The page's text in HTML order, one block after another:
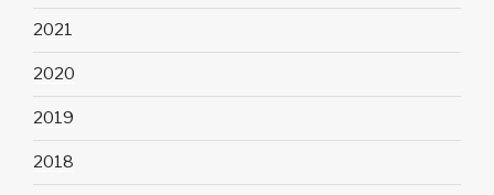
2021
2020
2019
2018